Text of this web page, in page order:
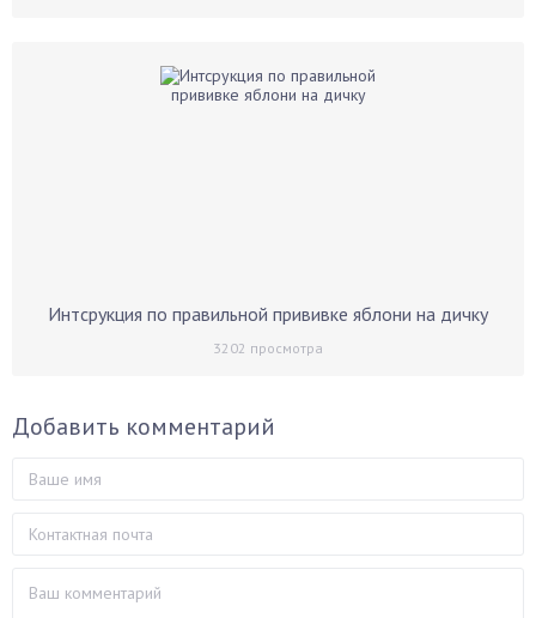
Интсрукция по правильной прививке яблони на дичку
3202 просмотра
Добавить комментарий